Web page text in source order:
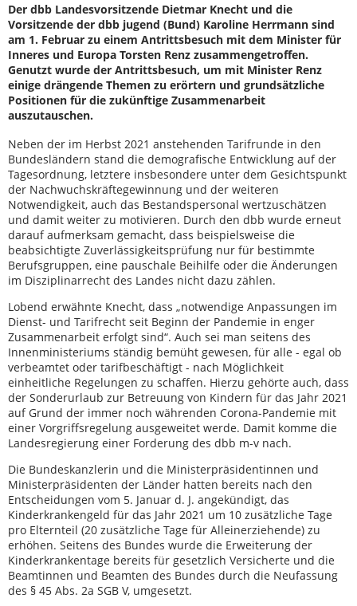
Der dbb Landesvorsitzende Dietmar Knecht und die
Vorsitzende der dbb jugend (Bund) Karoline Herrmann sind
am 1. Februar zu einem Antrittsbesuch mit dem Minister für
Inneres und Europa Torsten Renz zusammengetroffen.
Genutzt wurde der Antrittsbesuch, um mit Minister Renz
einige drängende Themen zu erörtern und grundsätzliche
Positionen für die zukünftige Zusammenarbeit
auszutauschen.
Neben der im Herbst 2021 anstehenden Tarifrunde in den
Bundesländern stand die demografische Entwicklung auf der
Tagesordnung, letztere insbesondere unter dem Gesichtspunkt
der Nachwuchskräftegewinnung und der weiteren
Notwendigkeit, auch das Bestandspersonal wertzuschätzen
und damit weiter zu motivieren. Durch den dbb wurde erneut
darauf aufmerksam gemacht, dass beispielsweise die
beabsichtigte Zuverlässigkeitsprüfung nur für bestimmte
Berufsgruppen, eine pauschale Beihilfe oder die Änderungen
im Disziplinarrecht des Landes nicht dazu zählen.
Lobend erwähnte Knecht, dass „notwendige Anpassungen im
Dienst- und Tarifrecht seit Beginn der Pandemie in enger
Zusammenarbeit erfolgt sind“. Auch sei man seitens des
Innenministeriums ständig bemüht gewesen, für alle - egal ob
verbeamtet oder tarifbeschäftigt - nach Möglichkeit
einheitliche Regelungen zu schaffen. Hierzu gehörte auch, dass
der Sonderurlaub zur Betreuung von Kindern für das Jahr 2021
auf Grund der immer noch währenden Corona-Pandemie mit
einer Vorgriffsregelung ausgeweitet werde. Damit komme die
Landesregierung einer Forderung des dbb m-v nach.
Die Bundeskanzlerin und die Ministerpräsidentinnen und
Ministerpräsidenten der Länder hatten bereits nach den
Entscheidungen vom 5. Januar d. J. angekündigt, das
Kinderkrankengeld für das Jahr 2021 um 10 zusätzliche Tage
pro Elternteil (20 zusätzliche Tage für Alleinerziehende) zu
erhöhen. Seitens des Bundes wurde die Erweiterung der
Kinderkrankentage bereits für gesetzlich Versicherte und die
Beamtinnen und Beamten des Bundes durch die Neufassung
des § 45 Abs. 2a SGB V, umgesetzt.